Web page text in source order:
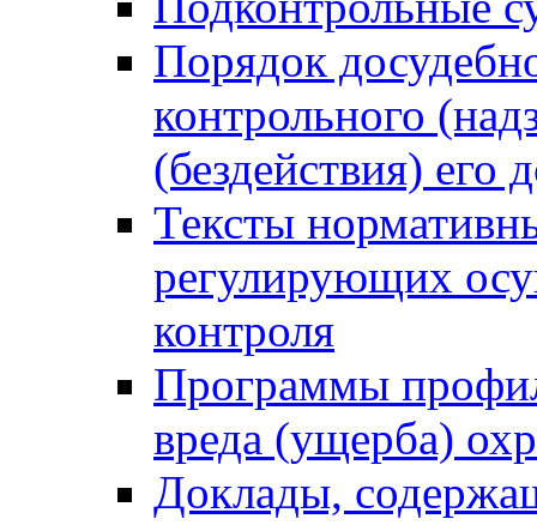
Порядок
контрольного
(бездействия)
Тексты
регулирующих
контроля
Программы
вреда (ущерба)
Доклады,